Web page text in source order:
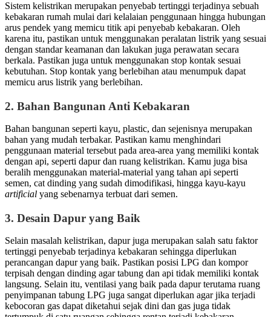
Sistem kelistrikan merupakan penyebab tertinggi terjadinya sebuah
kebakaran rumah mulai dari kelalaian penggunaan hingga hubungan
arus pendek yang memicu titik api penyebab kebakaran. Oleh
karena itu, pastikan untuk menggunakan peralatan listrik yang sesuai
dengan standar keamanan dan lakukan juga perawatan secara
berkala. Pastikan juga untuk menggunakan stop kontak sesuai
kebutuhan. Stop kontak yang berlebihan atau menumpuk dapat
memicu arus listrik yang berlebihan.
2. Bahan Bangunan Anti Kebakaran
Bahan bangunan seperti kayu, plastic, dan sejenisnya merupakan
bahan yang mudah terbakar. Pastikan kamu menghindari
penggunaan material tersebut pada area-area yang memiliki kontak
dengan api, seperti dapur dan ruang kelistrikan. Kamu juga bisa
beralih menggunakan material-material yang tahan api seperti
semen, cat dinding yang sudah dimodifikasi, hingga kayu-kayu
artificial yang sebenarnya terbuat dari semen.
3. Desain Dapur yang Baik
Selain masalah kelistrikan, dapur juga merupakan salah satu faktor
tertinggi penyebab terjadinya kebakaran sehingga diperlukan
perancangan dapur yang baik. Pastikan posisi LPG dan kompor
terpisah dengan dinding agar tabung dan api tidak memiliki kontak
langsung. Selain itu, ventilasi yang baik pada dapur terutama ruang
penyimpanan tabung LPG juga sangat diperlukan agar jika terjadi
kebocoran gas dapat diketahui sejak dini dan gas juga tidak